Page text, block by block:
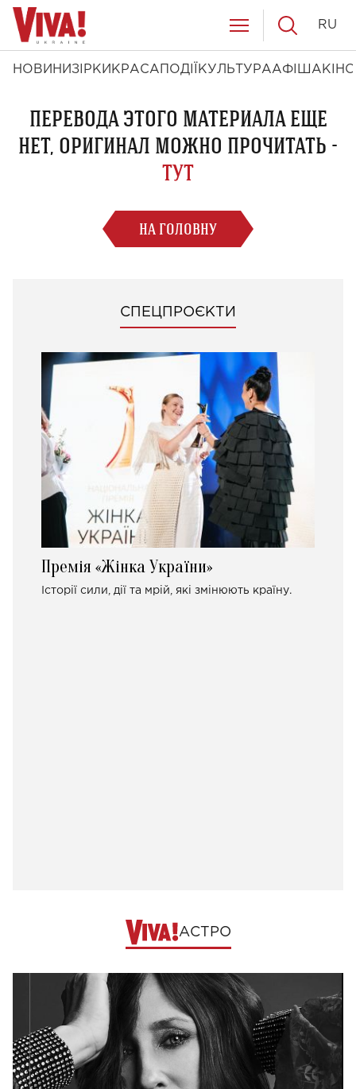
НОВИНИ ЗІРКИ КРАСА ПОДІЇ КУЛЬТУРААФІША КІНО
RU
ПЕРЕВОДА ЭТОГО МАТЕРИАЛА ЕЩЕ
НЕТ, ОРИГИНАЛ МОЖНО ПРОЧИТАТЬ -
ТУТ
НА ГОЛОВНУ
СПЕЦПРОЄКТИ
Премія «Жінка України»
Історії сили, дії та мрій, які змінюють країну.
АСТРО